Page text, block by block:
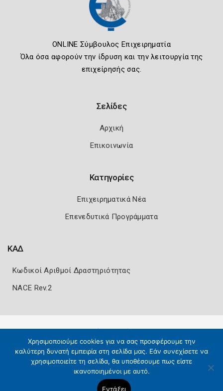
ONLINE Σύμβουλος Επιχειρηματία
Όλα όσα αφορούν την ίδρυση και την λειτουργία της
επιχείρησής σας.
Σελίδες
Αρχική
Επικοινωνία
Κατηγορίες
Επιχειρηματικά Νέα
Επενεδυτικά Προγράμματα
ΚΑΔ
Κωδικοί Αριθμοί Δραστηριότητας
NACE Rev.2
Χρησιμοποιούμε cookies για να σας προσφέρουμε την
καλύτερη δυνατή εμπειρία στη σελίδα μας. Εάν συνεχίσετε να
χρησιμοποιείτε τη σελίδα, θα υποθέσουμε πως είστε
ικανοποιημένοι με αυτό.
Εντάξει
Copyright 2026 Knowledge A.E.